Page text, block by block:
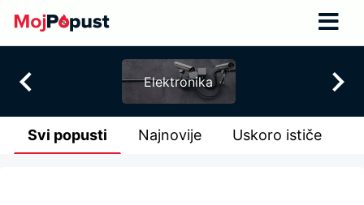
Elektronika
Svi popusti Najnovije Uskoro ističe